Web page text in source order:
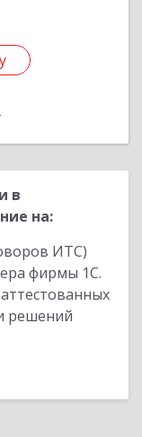
в
на:
ИТС)
фирмы 1С.
решений